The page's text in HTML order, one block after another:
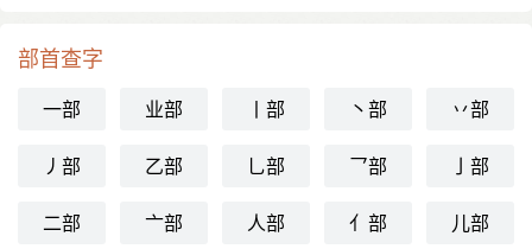
部首查字
一部 业部 丨部 丶部 丷部
丿部 乙部 乚部 乛部 亅部
二部 亠部 人部 亻部 儿部